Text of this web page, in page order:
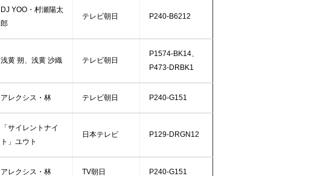
DJ YOO・村瀬陽太
郎
テレビ朝日 P240-B6212
浅黄 朔、浅黄 沙織 テレビ朝日
P1574-BK14、
P473-DRBK1
アレクシス・林 テレビ朝日 P240-G151
「サイレントナイ
ト」ユウト
日本テレビ P129-DRGN12
アレクシス・林 TV朝日 P240-G151